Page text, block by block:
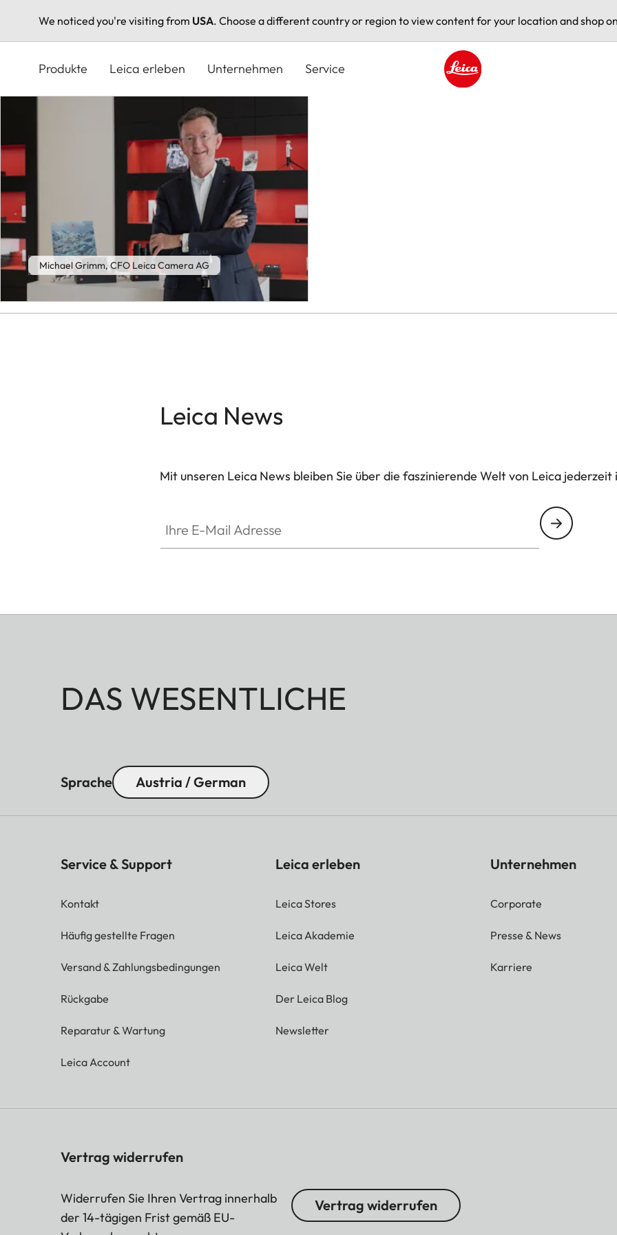
We noticed you're visiting from USA. Choose a different country or region to view content for your location and shop
Produkte Leica erleben Unternehmen Service
Michael Grimm, CFO Leica Camera AG
Leica News
Mit unseren Leica News bleiben Sie über die faszinierende Welt von Leica
DAS WESENTLICHE
Sprache Austria / German
Service & Support
Kontakt
Häufig gestellte Fragen
Versand & Zahlungsbedingungen
Rückgabe
Reparatur & Wartung
Leica Account
Leica erleben
Leica Stores
Leica Akademie
Leica Welt
Der Leica Blog
Newsletter
Unternehmen
Corporate
Presse & News
Karriere
Vertrag widerrufen
Widerrufen Sie Ihren Vertrag innerhalb
der 14-tägigen Frist gemäß EU-
Vertrag widerrufen